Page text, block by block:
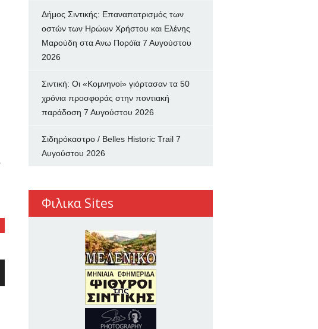
Δήμος Σιντικής: Επαναπατρισμός των
oστών των Ηρώων Χρήστου και Ελένης
Μαρούδη στα Ανω Πορόϊα 7 Αυγούστου
2026
Σιντική: Οι «Κομνηνοί» γιόρτασαν τα 50
χρόνια προσφοράς στην ποντιακή
παράδοση 7 Αυγούστου 2026
Σιδηρόκαστρο / Belles Historic Trail 7
Αυγούστου 2026
Φιλικα Sites